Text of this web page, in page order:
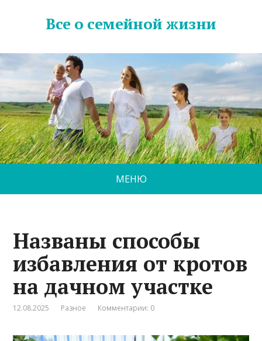
Все о семейной жизни
МЕНЮ
Названы способы
избавления от кротов
на дачном участке
12.08.2025 Разное Комментарии: 0